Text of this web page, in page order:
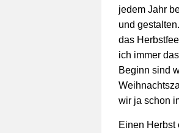
jedem Jahr
und
das
ich immer
Beginn sind
wir ja schon
Einen Herbst